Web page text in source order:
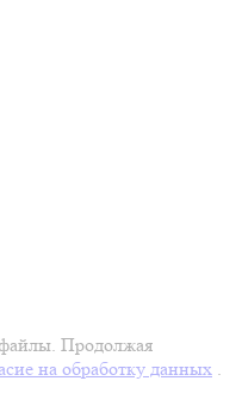
Продолжая
на обработку данных .